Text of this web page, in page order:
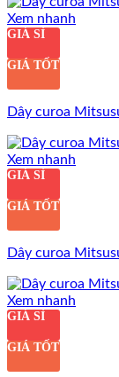
Xem nhanh
GIÁ SỈ
GIÁ TỐT
Dây curoa
Xem nhanh
GIÁ SỈ
GIÁ TỐT
Dây curoa
Xem nhanh
GIÁ SỈ
GIÁ TỐT